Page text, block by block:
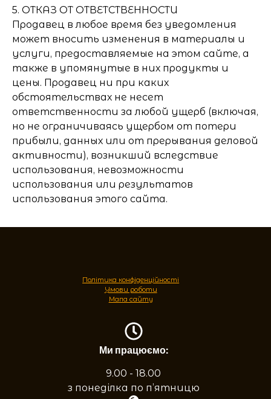
5. ОТКАЗ ОТ ОТВЕТСТВЕННОСТИ
Продавец в любое время без уведомления
может вносить изменения в материалы и
услуги, предоставляемые на этом сайте, а
также в упомянутые в них продукты и
цены. Продавец ни при каких
обстоятельствах не несет
ответственности за любой ущерб (включая,
но не ограничиваясь ущербом от потери
прибыли, данных или от прерывания деловой
активности), возникший вследствие
использования, невозможности
использования или результатов
использования этого сайта.
Політика конфіденційності
Умови роботи
Мапа сайту
Ми працюємо:
9.00 - 18.00
з понеділка по п’ятницю